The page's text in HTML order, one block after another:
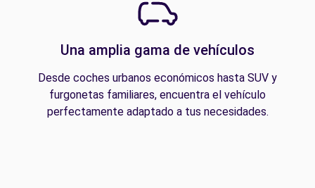
Una amplia gama de vehículos
Desde coches urbanos económicos hasta SUV y
furgonetas familiares, encuentra el vehículo
perfectamente adaptado a tus necesidades.